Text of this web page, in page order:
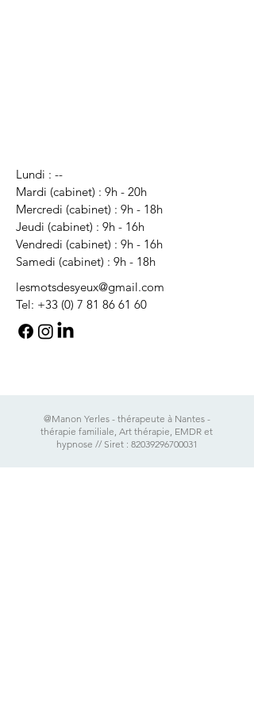
Lundi : --
Mardi (cabinet) : 9h - 20h
Mercredi (cabinet) : 9h - 18h
Jeudi (cabinet) : 9h - 16h
Vendredi (cabinet) : 9h - 16h
Samedi (cabinet) : 9h - 18h
lesmotsdesyeux@gmail.com
Tel: +33 (0) 7 81 86 61 60
@Manon Yerles - thérapeute à Nantes -
thérapie familiale, Art thérapie, EMDR et
hypnose // Siret : 82039296700031